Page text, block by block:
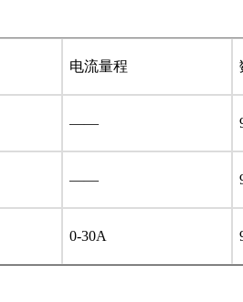
电流量程
——
——
0-30A